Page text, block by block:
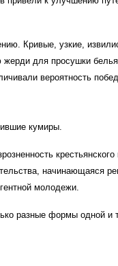
Кривые, узкие,
для просушки
вероятность
кумиры.
начинающаяся
молодежи.
разные формы одной